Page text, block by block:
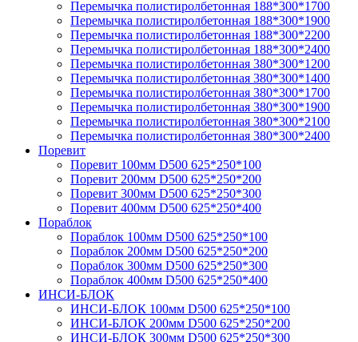
Перемычка полистирол­бетонная 188*300*1700
Перемычка полистирол­бетонная 188*300*1900
Перемычка полистирол­бетонная 188*300*2200
Перемычка полистирол­бетонная 188*300*2400
Перемычка полистирол­бетонная 380*300*1200
Перемычка полистирол­бетонная 380*300*1400
Перемычка полистирол­бетонная 380*300*1700
Перемычка полистирол­бетонная 380*300*1900
Перемычка полистирол­бетонная 380*300*2100
Перемычка полистирол­бетонная 380*300*2400
Поревит
Поревит 100мм D500 625*250*100
Поревит 200мм D500 625*250*200
Поревит 300мм D500 625*250*300
Поревит 400мм D500 625*250*400
Пораблок
Пораблок 100мм D500 625*250*100
Пораблок 200мм D500 625*250*200
Пораблок 300мм D500 625*250*300
Пораблок 400мм D500 625*250*400
ИНСИ-БЛОК
ИНСИ-БЛОК 100мм D500 625*250*100
ИНСИ-БЛОК 200мм D500 625*250*200
ИНСИ-БЛОК 300мм D500 625*250*300